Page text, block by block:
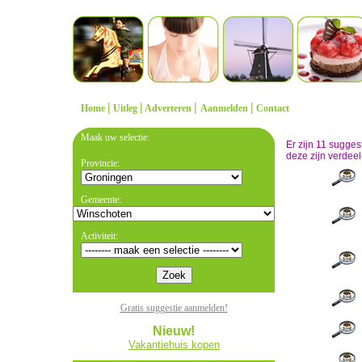
Home | Uitleg | Adverteren | Aanmelden | Contact
Maak uw selectie:
Provincie:
Gemeente:
Activiteit:
Gratis suggestie aanmelden!
Nieuw!
Vakantiehuis kopen
Er zijn 11
deze zijn